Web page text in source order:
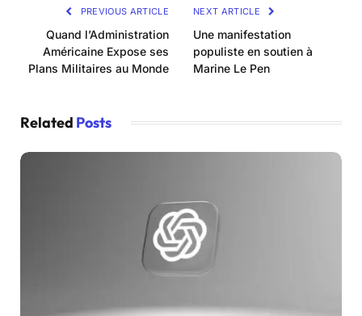
PREVIOUS ARTICLE
Quand l’Administration
Américaine Expose ses
Plans Militaires au Monde
NEXT ARTICLE
Une manifestation
populiste en soutien à
Marine Le Pen
Related Posts